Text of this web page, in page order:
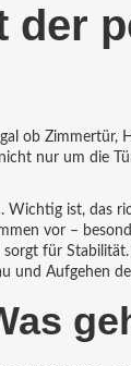
ob
nur um die
ist, das
vor –
für
und Aufgehen